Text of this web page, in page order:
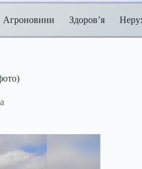
Агроновини Здоров’я